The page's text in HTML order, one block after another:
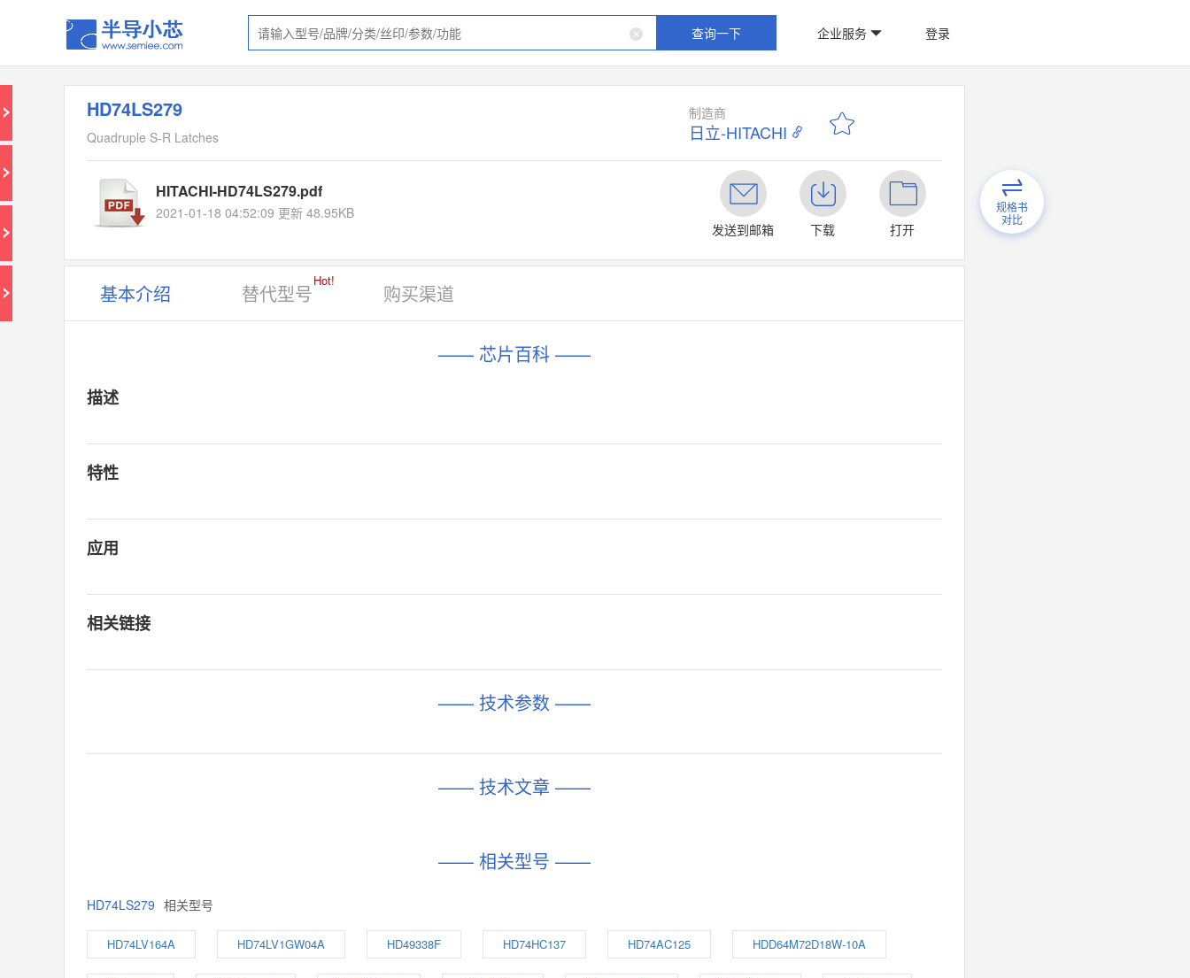
查询一下 企业服务 登录
HD74LS279
Quadruple S-R Latches
制造商
日立-HITACHI
HITACHI-HD74LS279.pdf
2021-01-18 04:52:09 更新 48.95KB
发送到邮箱
下载 打开
规格书
对比
基本介绍 替代型号
Hot!
购买渠道
—— 芯片百科 ——
描述
特性
应用
相关链接
—— 技术参数 ——
—— 技术文章 ——
—— 相关型号 ——
HD74LS279 相关型号
HD74LV164A HD74LV1GW04A HD49338F HD74HC137 HD74AC125 HDD64M72D18W-10A